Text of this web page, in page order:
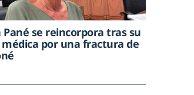
Pané se reincorpora tras su
médica por una fractura de